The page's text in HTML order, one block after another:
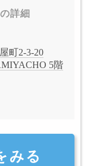
詳細
町2-3-20
5階
みる